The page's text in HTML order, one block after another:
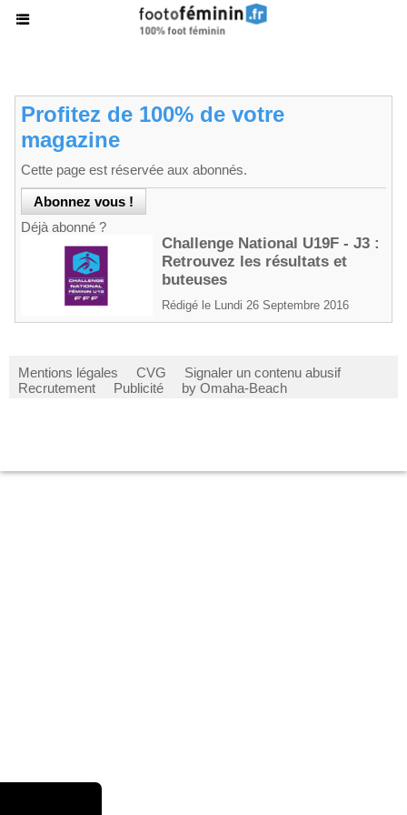
Profitez de 100% de votre
magazine
Cette page est réservée aux abonnés.
Déjà abonné ?
Challenge National U19F - J3 :
Retrouvez les résultats et
buteuses
Rédigé le Lundi 26 Septembre 2016
Mentions légales CVG
Signaler un contenu abusif
Recrutement
Publicité by Omaha-Beach